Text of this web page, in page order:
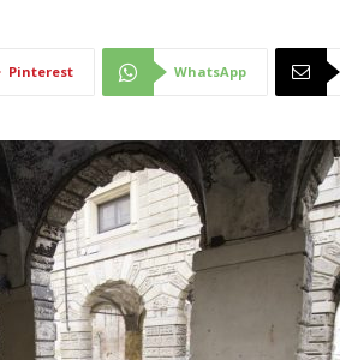
Mantova
Pinterest WhatsApp